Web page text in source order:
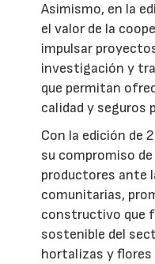
Asimismo, en la
el valor de la
impulsar
investigación y
que permitan
calidad y seguros
Con la edición de
su compromiso
productores ante
comunitarias,
constructivo que
sostenible del
hortalizas y flores